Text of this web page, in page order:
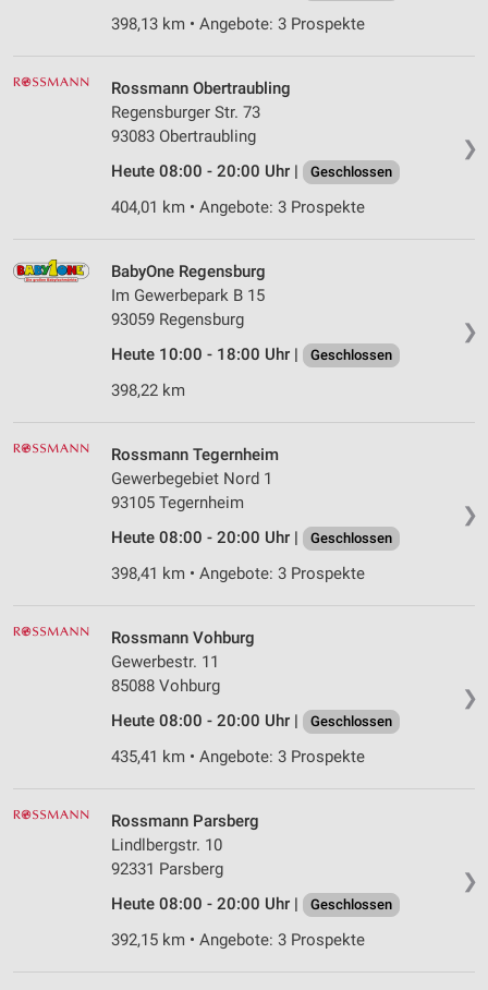
398,13 km • Angebote: 3 Prospekte
❯
Rossmann Obertraubling
Regensburger Str. 73
93083 Obertraubling
Heute 08:00 - 20:00 Uhr |
Geschlossen
404,01 km • Angebote: 3 Prospekte
❯
BabyOne Regensburg
Im Gewerbepark B 15
93059 Regensburg
Heute 10:00 - 18:00 Uhr |
Geschlossen
398,22 km
❯
Rossmann Tegernheim
Gewerbegebiet Nord 1
93105 Tegernheim
Heute 08:00 - 20:00 Uhr |
Geschlossen
398,41 km • Angebote: 3 Prospekte
❯
Rossmann Vohburg
Gewerbestr. 11
85088 Vohburg
Heute 08:00 - 20:00 Uhr |
Geschlossen
435,41 km • Angebote: 3 Prospekte
❯
Rossmann Parsberg
Lindlbergstr. 10
92331 Parsberg
Heute 08:00 - 20:00 Uhr |
Geschlossen
392,15 km • Angebote: 3 Prospekte